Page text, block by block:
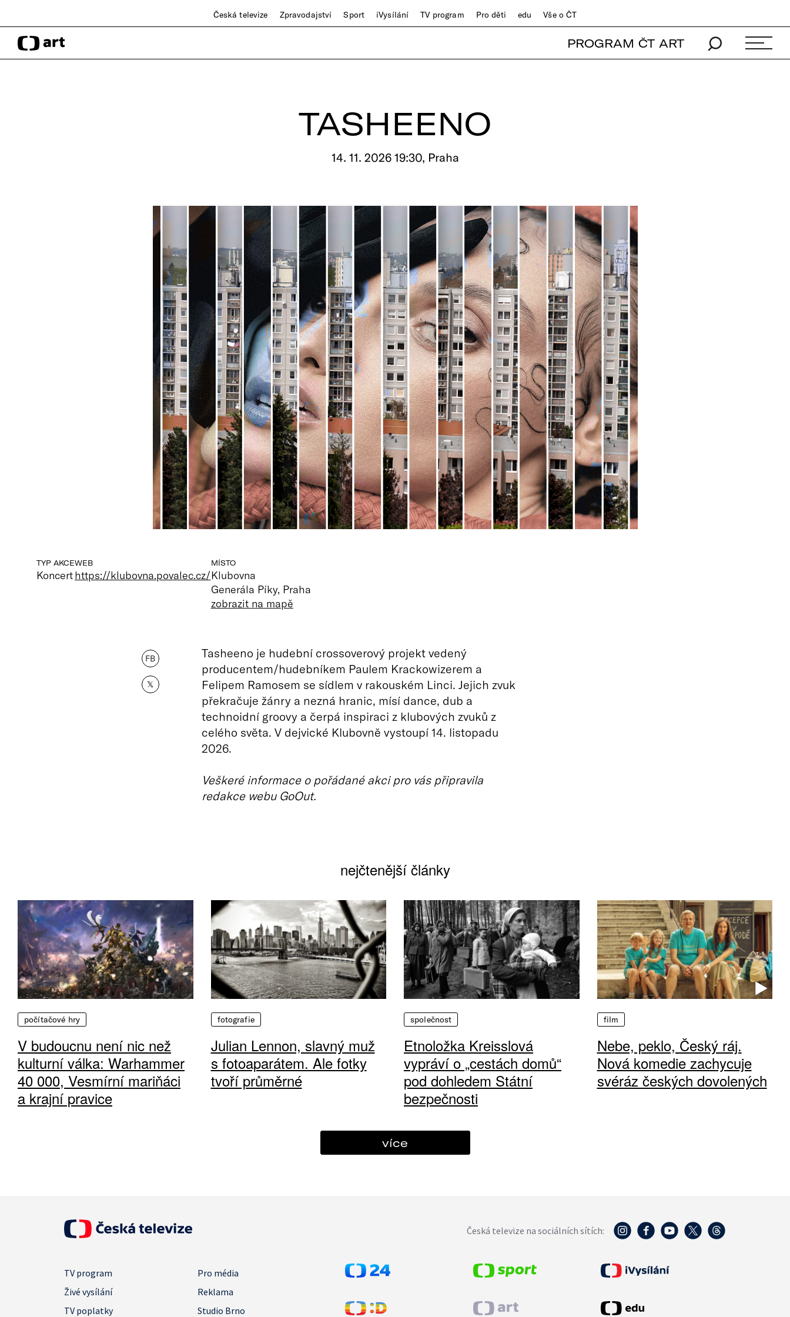
Česká televize Zpravodajství Sport iVysílání TV program Pro děti edu Vše o ČT
PROGRAM ČT ART
TASHEENO
14. 11. 2026 19:30, Praha
TYP AKCE
Koncert
WEB
https://klubovna.povalec.cz/
MÍSTO
Klubovna
Generála Píky, Praha
zobrazit na mapě
FB
𝕏
Tasheeno je hudební crossoverový projekt vedený
producentem/hudebníkem Paulem Krackowizerem a
Felipem Ramosem se sídlem v rakouském Linci. Jejich zvuk
překračuje žánry a nezná hranic, mísí dance, dub a
technoidní groovy a čerpá inspiraci z klubových zvuků z
celého světa. V dejvické Klubovně vystoupí 14. listopadu
2026.
Veškeré informace o pořádané akci pro vás připravila
redakce webu GoOut.
nejčtenější články
počítačové hry
V budoucnu není nic než
kulturní válka: Warhammer
40 000, Vesmírní mariňáci
a krajní pravice
fotografie
Julian Lennon, slavný muž
s fotoaparátem. Ale fotky
tvoří průměrné
společnost
Etnoložka Kreisslová
vypráví o „cestách domů“
pod dohledem Státní
bezpečnosti
film
Nebe, peklo, Český ráj.
Nová komedie zachycuje
svéráz českých dovolených
více
Česká televize na sociálních sítích:
TV program
Pro média
Živé vysílání
Reklama
TV poplatky
Studio Brno